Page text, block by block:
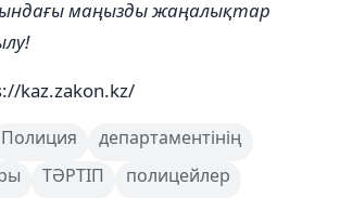
маңызды жаңалықтар
kaz.zakon.kz/
Полиция
департаментінің
ТӘРТІП
полицейлер